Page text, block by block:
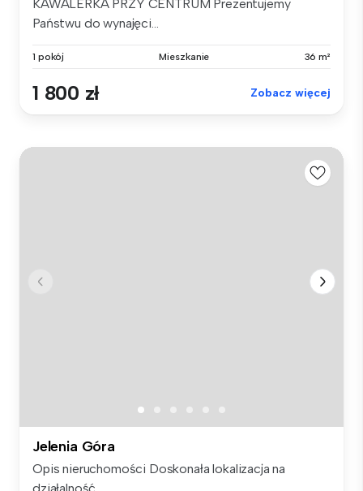
KAWALERKA PRZY CENTRUM Prezentujemy
Państwu do wynajęci...
1 pokój Mieszkanie 36 m²
1 800 zł Zobacz więcej
Jelenia Góra
Opis nieruchomości Doskonała lokalizacja na